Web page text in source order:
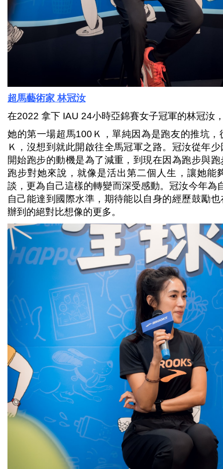
超馬藝術家林冠汝
在2022 拿下 IAU 24小時亞錦賽女子冠軍的林冠汝
她的第一場超馬100Ｋ，單純因為是跑友的推坑
Ｋ，沒想到就此開啟往全馬冠軍之路。冠汝從年
開始跑步的動機是為了減重，到現在因為跑步與
跑步對她來說，就像是活出第二個人生，讓她能
談，更為自己這樣的轉變而深受感動。冠汝今年為
自己能達到國際水準，期待能以自身的經歷鼓勵
辦到的絕對比想像的更多。